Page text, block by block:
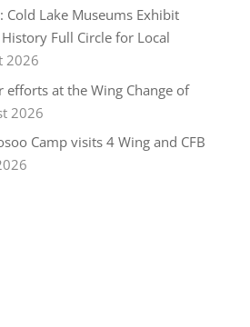
Cold Lake Museums Exhibit
History Full Circle for Local
2026
efforts at the Wing Change of
2026
Camp visits 4 Wing and CFB